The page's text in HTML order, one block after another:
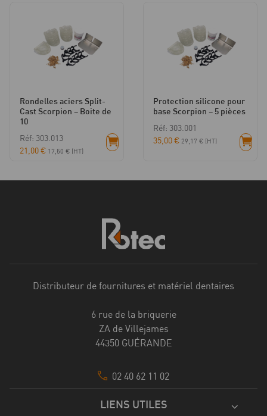
Rondelles aciers Split-
Cast Scorpion – Boite de
10
Réf: 303.013
21,00€ 17,50 € (HT)
Protection silicone pour
base Scorpion – 5 pièces
Réf: 303.001
35,00€ 29,17 € (HT)
Distributeur de fournitures et matériel dentaires
6 rue de la briquerie
ZA de Villejames
44350 GUÉRANDE
02 40 62 11 02
LIENS UTILES